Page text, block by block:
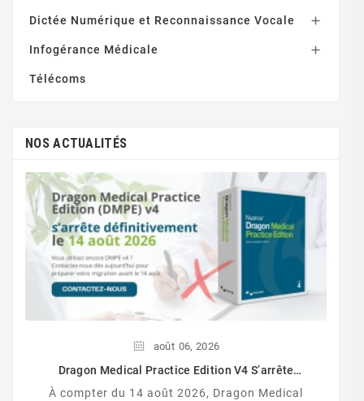
Dictée Numérique et Reconnaissance Vocale 
Infogérance Médicale 
Télécoms
NOS ACTUALITÉS
août 06, 2026
Dragon Medical Practice Edition V4 S’arrête
À compter du 14 août 2026, Dragon Medical